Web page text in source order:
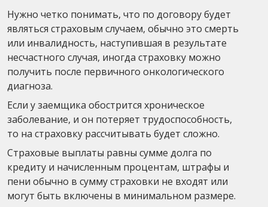
Нужно четко понимать, что по договору будет
являться страховым случаем, обычно это смерть
или инвалидность, наступившая в результате
несчастного случая, иногда страховку можно
получить после первичного онкологического
диагноза.
Если у заемщика обострится хроническое
заболевание, и он потеряет трудоспособность,
то на страховку рассчитывать будет сложно.
Страховые выплаты равны сумме долга по
кредиту и начисленным процентам, штрафы и
пени обычно в сумму страховки не входят или
могут быть включены в минимальном размере.